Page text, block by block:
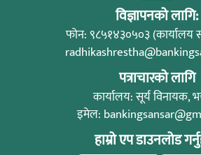
विज्ञापनको लागि:
फोन: ९८५१४३०५०३ (कार्यालय
पत्राचारको लागि
कार्यालय: सूर्य विनायक,
इमेल:
हाम्रो एप डाउनलोड